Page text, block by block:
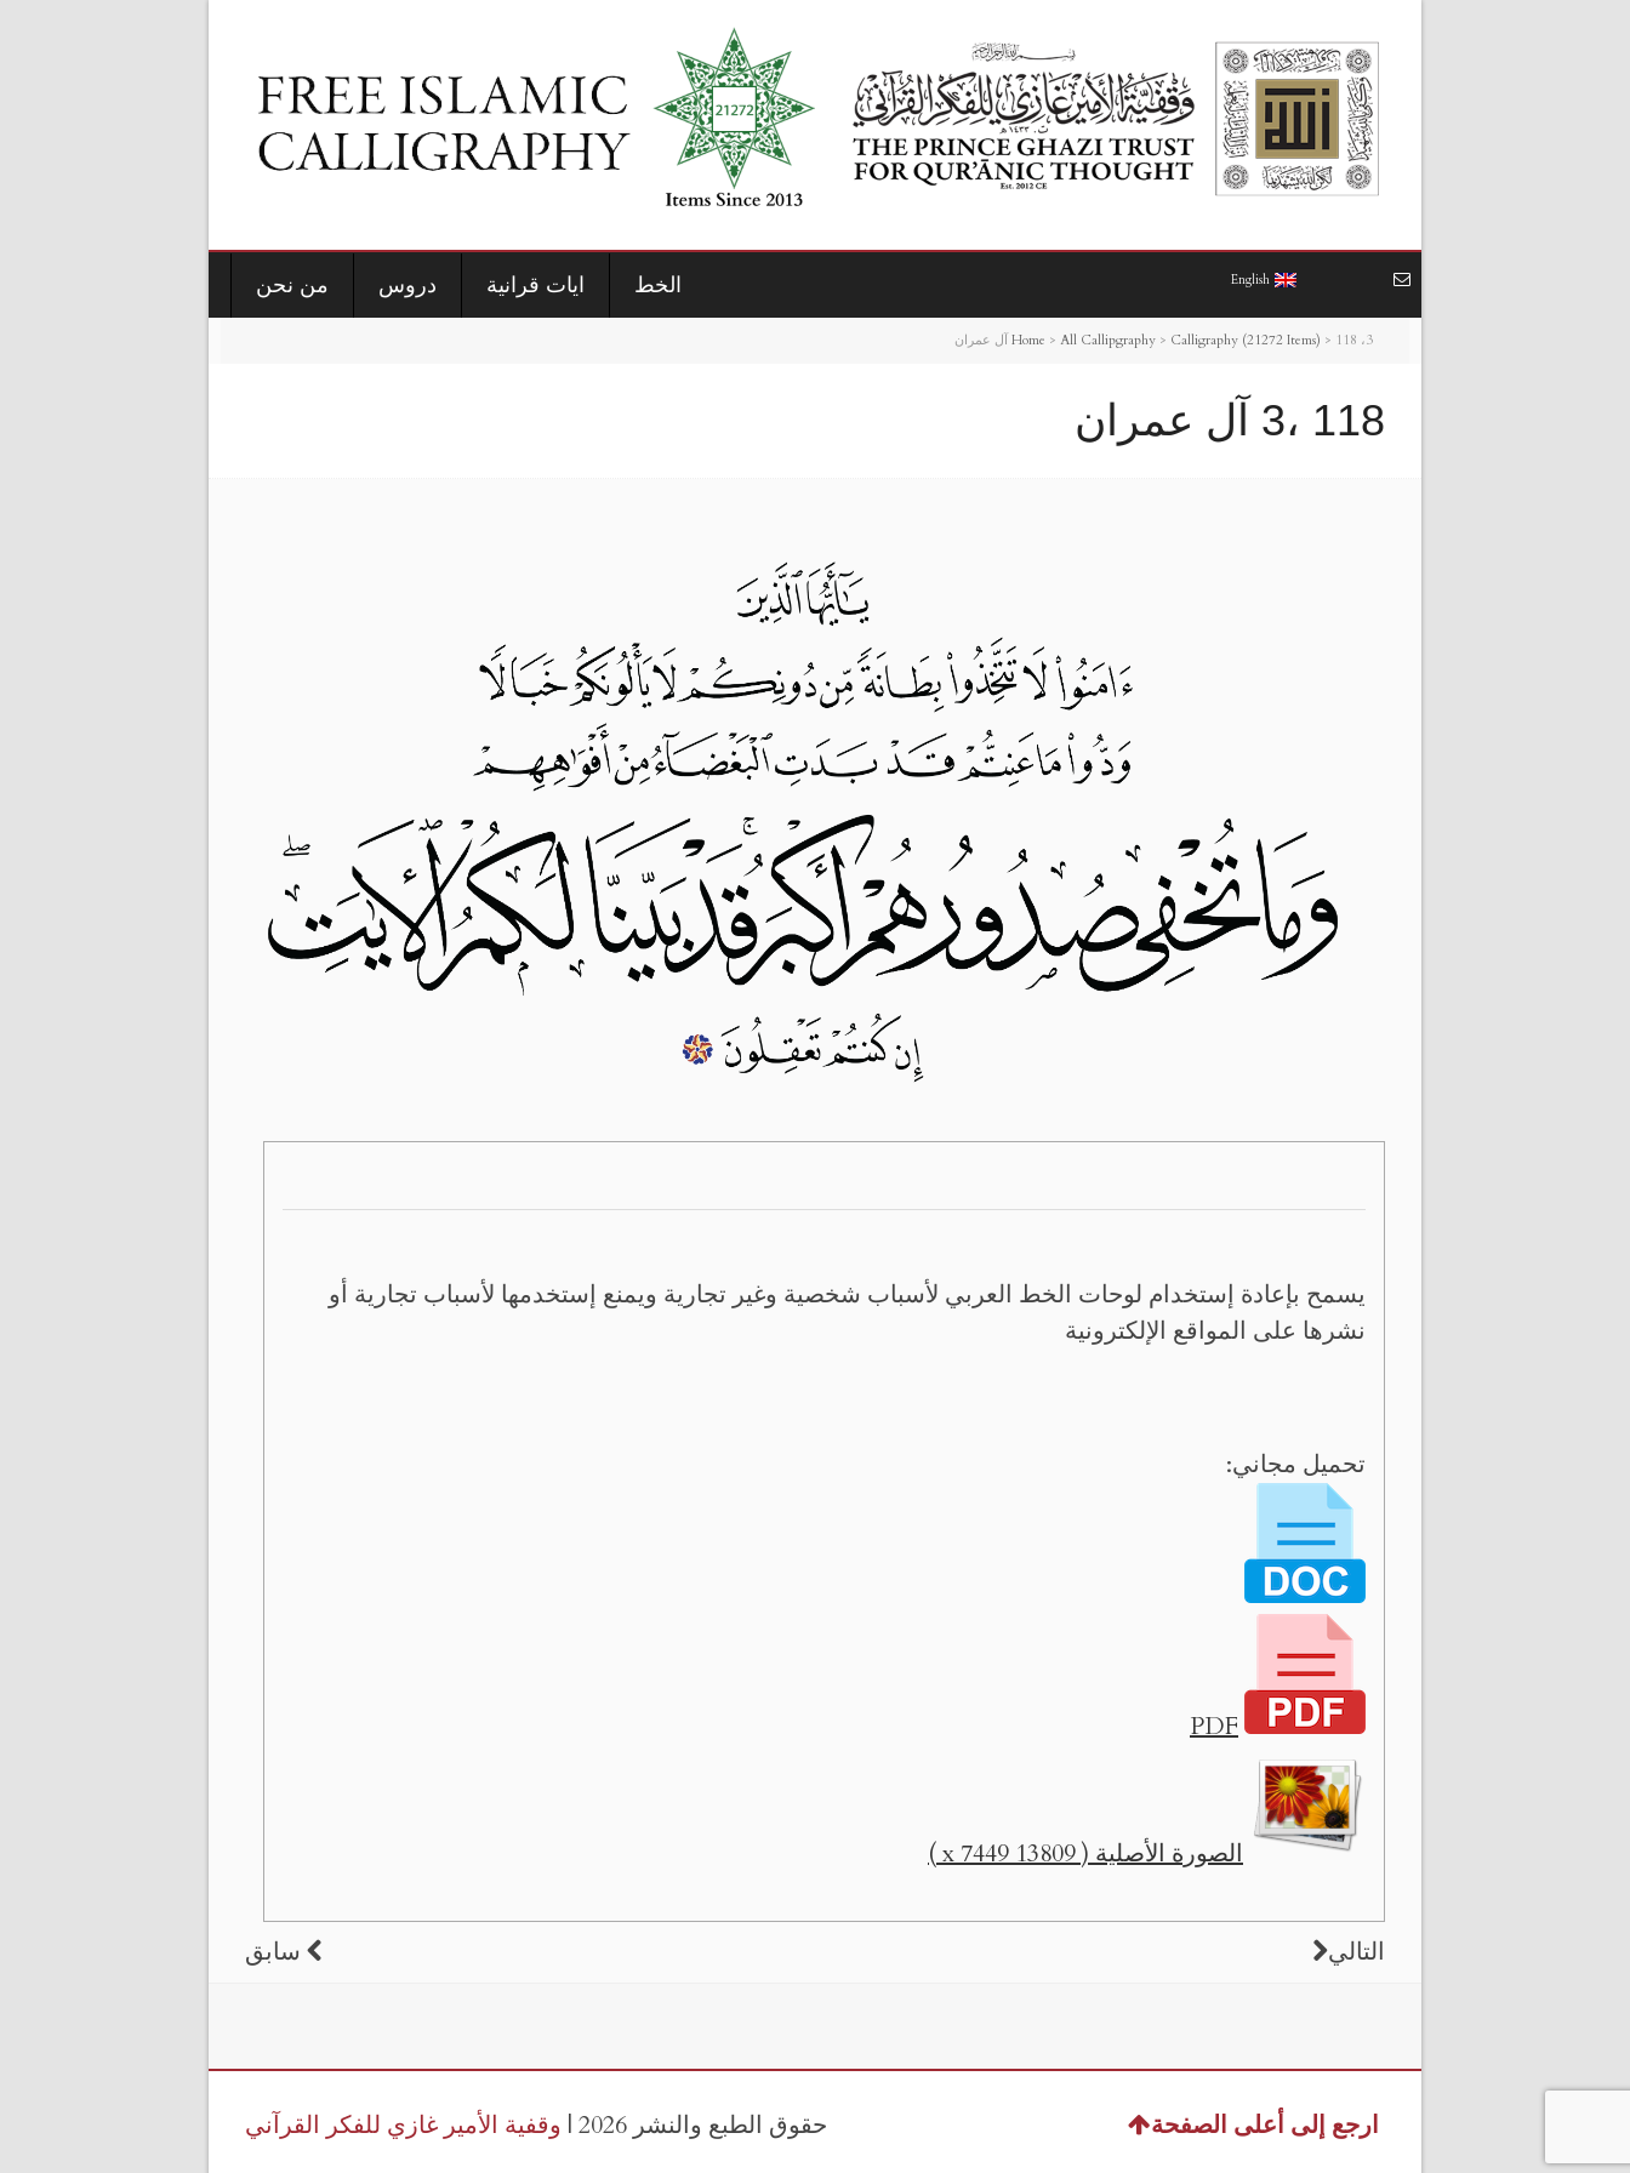
الخط ايات قرانية دروس من نحن English
Home > All Callipgraphy > Calligraphy (21272 Items) > 118 ،3 آل عمران
118 ،3 آل عمران
يسمح بإعادة إستخدام لوحات الخط العربي لأسباب شخصية وغير تجارية ويمنع إستخدمها لأسباب تجارية أو
نشرها على المواقع الإلكترونية
تحميل مجاني:
PDF
الصورة الأصلية ( 13809 x 7449 )
سابق التالي
حقوق الطبع والنشر 2026 | وقفية الأمير غازي للفكر القرآني ارجع إلى أعلى الصفحة